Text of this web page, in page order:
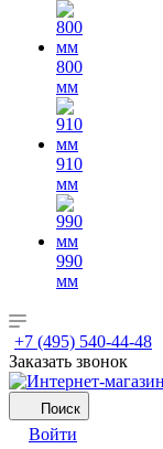
800
мм
910
мм
990
мм
+7 (495) 540-44-48
Заказать звонок
Поиск
Войти